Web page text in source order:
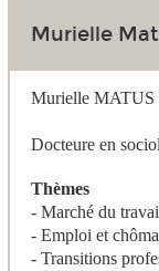
Murielle
Murielle MATUS
Docteure en
Thèmes
- Marché du
- Emploi et
- Transitions